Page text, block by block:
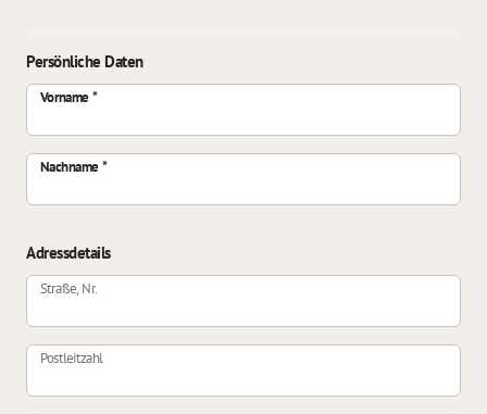
Persönliche Daten
Vorname
Nachname
Adressdetails
Straße, Nr.
Postleitzahl